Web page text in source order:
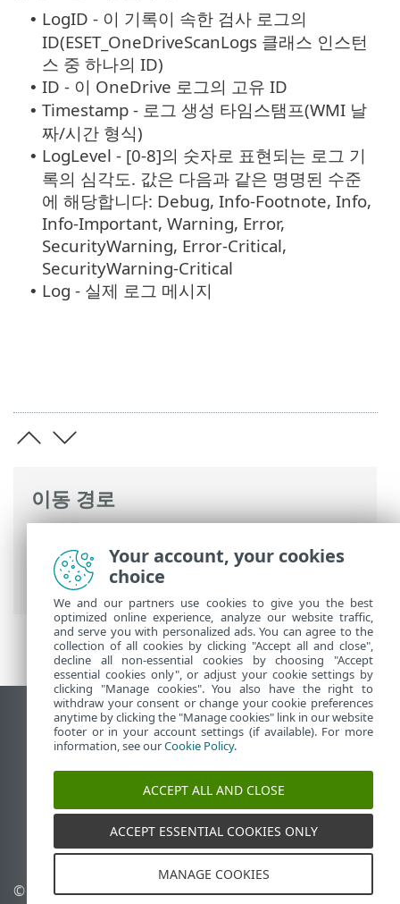
이동 경로
고급 설정
>원격 관리>WMI 공급자> 제공
된 데이터
• LogID - 이 기록이 속한 검사 로그의
ID(ESET_OneDriveScanLogs 클래스 인스턴
스 중 하나의 ID)
• ID - 이 OneDrive 로그의 고유 ID
• Timestamp - 로그 생성 타임스탬프(WMI 날
짜/시간 형식)
• LogLevel - [0-8]의 숫자로 표현되는 로그 기
록의 심각도. 값은 다음과 같은 명명된 수준
에 해당합니다: Debug, Info-Footnote, Info,
Info-Important, Warning, Error,
SecurityWarning, Error-Critical,
SecurityWarning-Critical
• Log - 실제 로그 메시지
데스크톱 사이트 보기
End of Life
ESET 지식 베이스
ESET Status Portal
국가별 지원
© 1992 - 2025 ESET, spol. s
쿠키 관리
Your account, your cookies
choice
We and our partners use cookies to give you the best
optimized online experience, analyze our website traffic,
and serve you with personalized ads. You can agree to the
collection of all cookies by clicking "Accept all and close",
decline all non-essential cookies by choosing "Accept
essential cookies only", or adjust your cookie settings by
clicking "Manage cookies". You also have the right to
withdraw your consent or change your cookie preferences
anytime by clicking the "Manage cookies" link in our website
footer or in your account settings (if available). For more
information, see ourCookie Policy.
ACCEPT ALL AND CLOSE
ACCEPT ESSENTIAL COOKIES ONLY
MANAGE COOKIES